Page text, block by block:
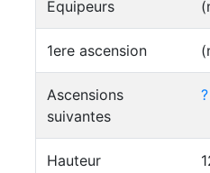
Equipeurs
1ere ascension
Ascensions
suivantes
?
Hauteur